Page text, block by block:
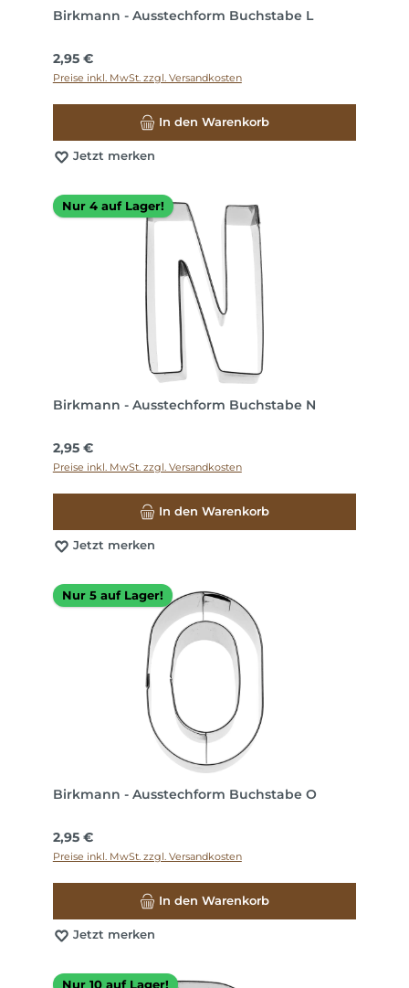
Birkmann - Ausstechform Buchstabe L
Regulärer Preis:
2,95 €
Preise inkl. MwSt. zzgl. Versandkosten
In den Warenkorb
Jetzt merken
Nur 4 auf Lager!
Birkmann - Ausstechform Buchstabe N
Regulärer Preis:
2,95 €
Preise inkl. MwSt. zzgl. Versandkosten
In den Warenkorb
Jetzt merken
Nur 5 auf Lager!
Birkmann - Ausstechform Buchstabe O
Regulärer Preis:
2,95 €
Preise inkl. MwSt. zzgl. Versandkosten
In den Warenkorb
Jetzt merken
Nur 10 auf Lager!